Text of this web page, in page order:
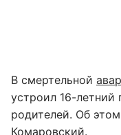
В смертельной
устроил 16-летний
родителей. Об
Комаровский.